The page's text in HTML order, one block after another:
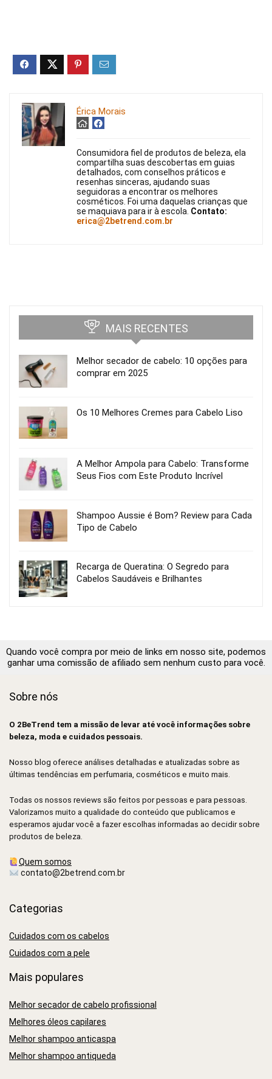
Érica Morais
Consumidora fiel de produtos de beleza, ela
compartilha suas descobertas em guias
detalhados, com conselhos práticos e
resenhas sinceras, ajudando suas
seguidoras a encontrar os melhores
cosméticos. Foi uma daquelas crianças que
se maquiava para ir à escola. Contato:
erica@2betrend.com.br
MAIS RECENTES
Melhor secador de cabelo: 10 opções para
comprar em 2025
Os 10 Melhores Cremes para Cabelo Liso
A Melhor Ampola para Cabelo: Transforme
Seus Fios com Este Produto Incrível
Shampoo Aussie é Bom? Review para Cada
Tipo de Cabelo
Recarga de Queratina: O Segredo para
Cabelos Saudáveis e Brilhantes
Quando você compra por meio de links em nosso site, podemos
ganhar uma comissão de afiliado sem nenhum custo para você.
Sobre nós
O 2BeTrend tem a missão de levar até você informações sobre
beleza, moda e cuidados pessoais.
Nosso blog oferece análises detalhadas e atualizadas sobre as
últimas tendências em perfumaria, cosméticos e muito mais.
Todas os nossos reviews são feitos por pessoas e para pessoas.
Valorizamos muito a qualidade do conteúdo que publicamos e
esperamos ajudar você a fazer escolhas informadas ao decidir sobre
produtos de beleza.
Quem somos
contato@2betrend.com.br
Categorias
Cuidados com os cabelos
Cuidados com a pele
Mais populares
Melhor secador de cabelo profissional
Melhores óleos capilares
Melhor shampoo anticaspa
Melhor shampoo antiqueda